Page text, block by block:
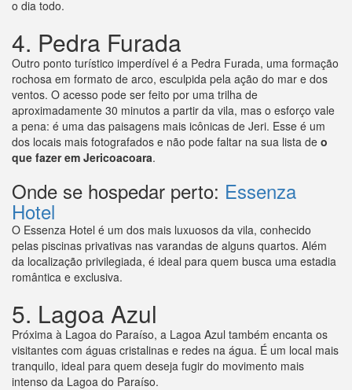
o dia todo.
4. Pedra Furada
Outro ponto turístico imperdível é a Pedra Furada, uma formação
rochosa em formato de arco, esculpida pela ação do mar e dos
ventos. O acesso pode ser feito por uma trilha de
aproximadamente 30 minutos a partir da vila, mas o esforço vale
a pena: é uma das paisagens mais icônicas de Jeri. Esse é um
dos locais mais fotografados e não pode faltar na sua lista de o
que fazer em Jericoacoara.
Onde se hospedar perto: Essenza
Hotel
O Essenza Hotel é um dos mais luxuosos da vila, conhecido
pelas piscinas privativas nas varandas de alguns quartos. Além
da localização privilegiada, é ideal para quem busca uma estadia
romântica e exclusiva.
5. Lagoa Azul
Próxima à Lagoa do Paraíso, a Lagoa Azul também encanta os
visitantes com águas cristalinas e redes na água. É um local mais
tranquilo, ideal para quem deseja fugir do movimento mais
intenso da Lagoa do Paraíso.